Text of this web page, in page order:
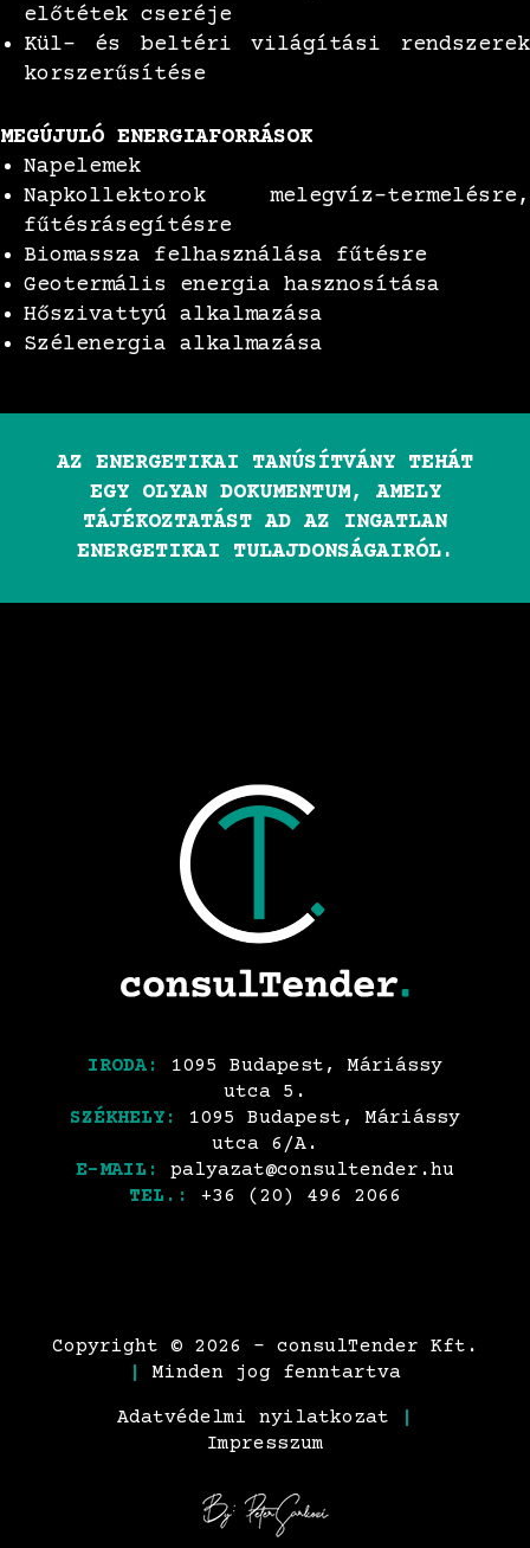
előtétek cseréje
Kül- és beltéri világítási rendszerek
korszerűsítése
MEGÚJULÓ ENERGIAFORRÁSOK
Napelemek
Napkollektorok melegvíz-termelésre,
fűtésrásegítésre
Biomassza felhasználása fűtésre
Geotermális energia hasznosítása
Hőszivattyú alkalmazása
Szélenergia alkalmazása
AZ ENERGETIKAI TANÚSÍTVÁNY TEHÁT
EGY OLYAN DOKUMENTUM, AMELY
TÁJÉKOZTATÁST AD AZ INGATLAN
ENERGETIKAI TULAJDONSÁGAIRÓL.
IRODA:
1095 Budapest, Máriássy
utca 5.
SZÉKHELY:
1095 Budapest, Máriássy
utca 6/A.
E-MAIL:
palyazat@consultender.hu
TEL.: +36 (20) 496 2066
Copyright © 2026 - consulTender Kft.
Minden jog fenntartva
Adatvédelmi nyilatkozat
Impresszum